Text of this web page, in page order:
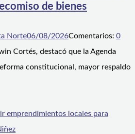
de bienes
Norte06/08/2026Comentarios: 0
Cortés, destacó que la Agenda
constitucional, mayor respaldo